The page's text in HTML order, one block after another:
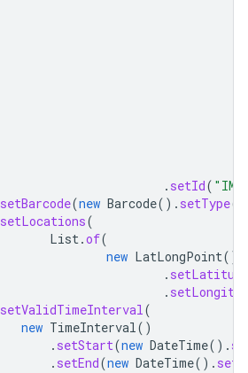
. setId(
setBarcode(new Barcode(). setType(
setLocations(
List.of(
new LatLongPoint()
. setLatitude
.
setValidTimeInterval(
new TimeInterval()
. setStart(new DateTime().
. setEnd(new DateTime().